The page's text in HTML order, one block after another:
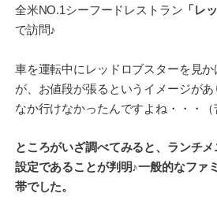
全米NO.1シーフードレストラン 「レ
で訪問♪
車を運転中にレッドロブスターを見
が、お値段が張るというイメージが
なか行けなかったんですよね・・・（
ところがいざ調べてみると、ランチ
設定であることが判明♪一般的なファ
帯でした。